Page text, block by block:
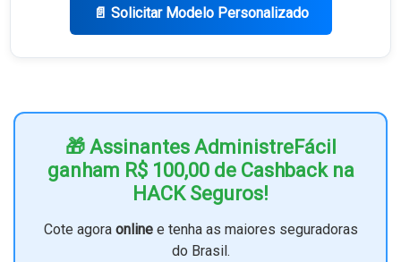
📄 Solicitar Modelo Personalizado
🎁 Assinantes AdministreFácil
ganham R$ 100,00 de Cashback na
HACK Seguros!
Cote agora onlinee tenha as maiores seguradoras
do Brasil.